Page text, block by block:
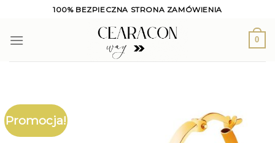
content
100% BEZPIECZNA STRONA ZAMÓWIENIA
0
Promocja!